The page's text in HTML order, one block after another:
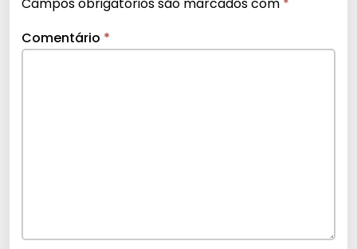
Campos obrigatórios são marcados com *
Comentário *